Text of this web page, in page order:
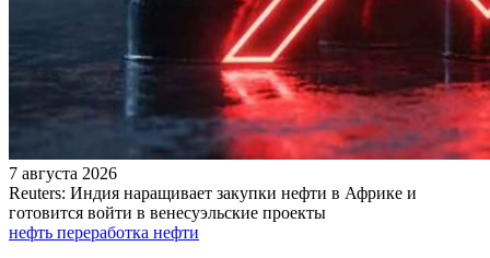
7 августа 2026
Reuters: Индия наращивает закупки нефти в Африке и
готовится войти в венесуэльские проекты
нефть переработка нефти